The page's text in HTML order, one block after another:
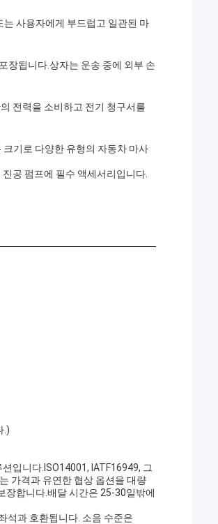
사용자에게 부드럽고 일관된 마
장됩니다.상자는 운송 중에 외부 손
전력을 소비하고 전기 청구서를
기로 다양한 유형의 자동차 마사
공 펌프에 필수 액세서리입니다.
.)
입니다.ISO14001, IATF16949, 그
가격과 유연한 협상 옵션을 대량
장합니다.배달 시간은 25-30일밖에
석과 호환됩니다. 소음 수준은